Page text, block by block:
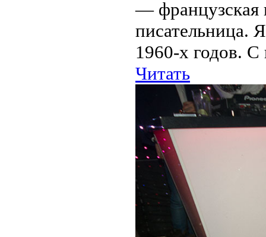
— французская
писательница.
1960-х годов.
Читать